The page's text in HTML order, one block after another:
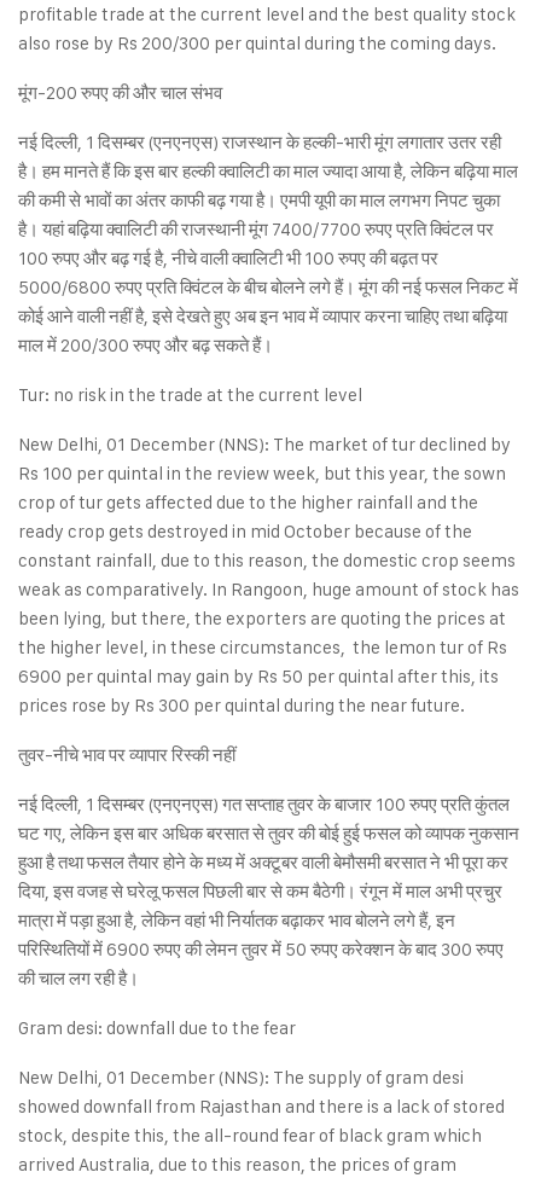
profitable trade at the current level and the best quality stock
also rose by Rs 200/300 per quintal during the coming days.
मूंग-200 रुपए की और चाल संभव
नई दिल्ली, 1 दिसम्बर (एनएनएस) राजस्थान के हल्की-भारी मूंग लगातार उतर रही
है। हम मानते हैं कि इस बार हल्की क्वालिटी का माल ज्यादा आया है, लेकिन बढ़िया माल
की कमी से भावों का अंतर काफी बढ़ गया है। एमपी यूपी का माल लगभग निपट चुका
है। यहां बढ़िया क्वालिटी की राजस्थानी मूंग 7400/7700 रुपए प्रति क्विंटल पर
100 रुपए और बढ़ गई है, नीचे वाली क्वालिटी भी 100 रुपए की बढ़त पर
5000/6800 रुपए प्रति क्विंटल के बीच बोलने लगे हैं। मूंग की नई फसल निकट में
कोई आने वाली नहीं है, इसे देखते हुए अब इन भाव में व्यापार करना चाहिए तथा बढ़िया
माल में 200/300 रुपए और बढ़ सकते हैं।
Tur: no risk in the trade at the current level
New Delhi, 01 December (NNS): The market of tur declined by
Rs 100 per quintal in the review week, but this year, the sown
crop of tur gets affected due to the higher rainfall and the
ready crop gets destroyed in mid October because of the
constant rainfall, due to this reason, the domestic crop seems
weak as comparatively. In Rangoon, huge amount of stock has
been lying, but there, the exporters are quoting the prices at
the higher level, in these circumstances, the lemon tur of Rs
6900 per quintal may gain by Rs 50 per quintal after this, its
prices rose by Rs 300 per quintal during the near future.
तुवर-नीचे भाव पर व्यापार रिस्की नहीं
नई दिल्ली, 1 दिसम्बर (एनएनएस) गत सप्ताह तुवर के बाजार 100 रुपए प्रति कुंतल
घट गए, लेकिन इस बार अधिक बरसात से तुवर की बोई हुई फसल को व्यापक नुकसान
हुआ है तथा फसल तैयार होने के मध्य में अक्टूबर वाली बेमौसमी बरसात ने भी पूरा कर
दिया, इस वजह से घरेलू फसल पिछली बार से कम बैठेगी। रंगून में माल अभी प्रचुर
मात्रा में पड़ा हुआ है, लेकिन वहां भी निर्यातक बढ़ाकर भाव बोलने लगे हैं, इन
परिस्थितियों में 6900 रुपए की लेमन तुवर में 50 रुपए करेक्शन के बाद 300 रुपए
की चाल लग रही है।
Gram desi: downfall due to the fear
New Delhi, 01 December (NNS): The supply of gram desi
showed downfall from Rajasthan and there is a lack of stored
stock, despite this, the all-round fear of black gram which
arrived Australia, due to this reason, the prices of gram